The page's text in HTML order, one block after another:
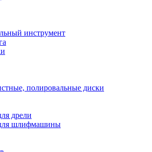
инструмент
полировальные диски
дрели
шлифмашины